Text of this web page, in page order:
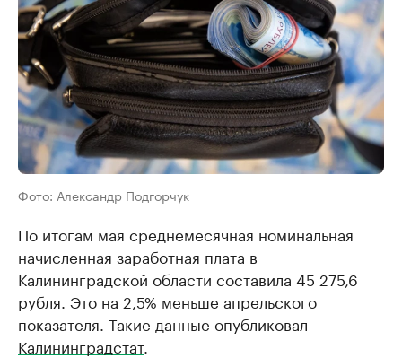
Фото: Александр Подгорчук
По итогам мая среднемесячная номинальная
начисленная заработная плата в
Калининградской области составила 45 275,6
рубля. Это на 2,5% меньше апрельского
показателя. Такие данные опубликовал
Калининградстат.